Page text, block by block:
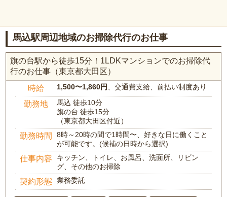
馬込駅周辺地域のお掃除代行のお仕事
旗の台駅から徒歩15分！1LDKマンションでのお掃除代
行のお仕事（東京都大田区）
時給 1,500〜1,860円、交通費支給、前払い制度あり
勤務地
馬込 徒歩10分
旗の台 徒歩15分
（東京都大田区付近）
勤務時間
8時～20時の間で1時間〜、好きな日に働くこと
が可能です。(候補の日時から選択)
仕事内容
キッチン、トイレ、お風呂、洗面所、リビン
グ、その他のお掃除
契約形態 業務委託